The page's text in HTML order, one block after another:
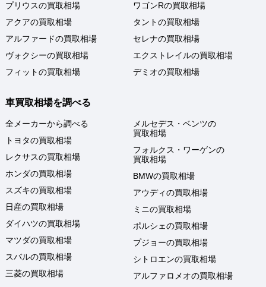
プリウスの買取相場
アクアの買取相場
アルファードの買取相場
ヴォクシーの買取相場
フィットの買取相場
ワゴンRの買取相場
タントの買取相場
セレナの買取相場
エクストレイルの買取相場
デミオの買取相場
車買取相場を調べる
全メーカーから調べる
トヨタの買取相場
レクサスの買取相場
ホンダの買取相場
スズキの買取相場
日産の買取相場
ダイハツの買取相場
マツダの買取相場
スバルの買取相場
三菱の買取相場
メルセデス・ベンツの
買取相場
フォルクス・ワーゲンの
買取相場
BMWの買取相場
アウディの買取相場
ミニの買取相場
ポルシェの買取相場
プジョーの買取相場
シトロエンの買取相場
アルファロメオの買取相場